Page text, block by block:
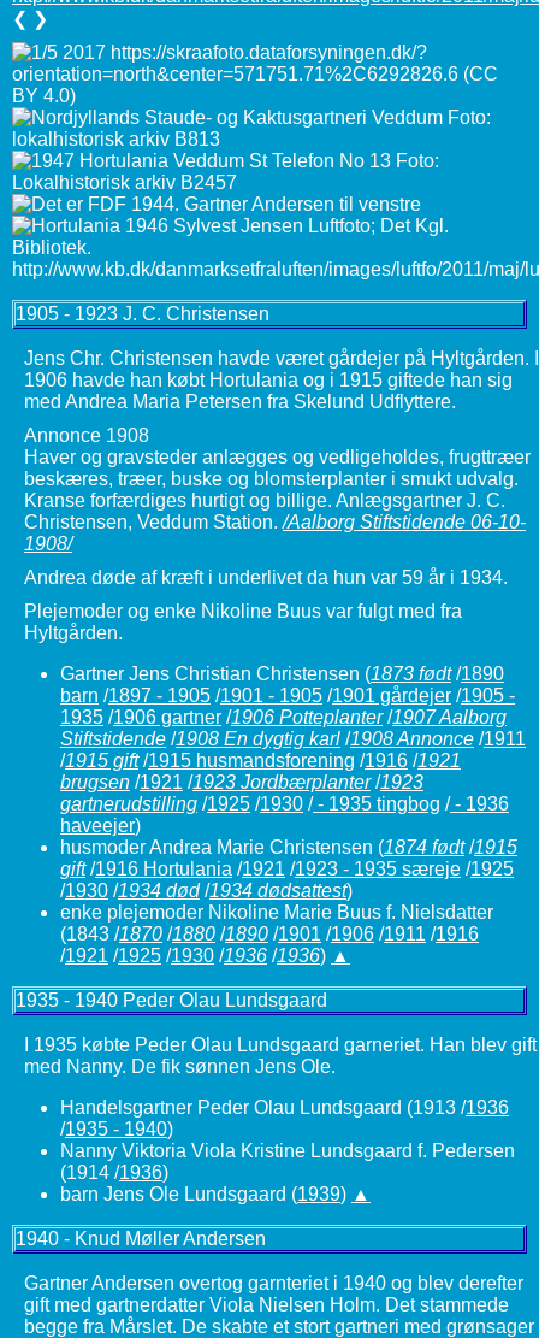
❮ ❯
1905 - 1923 J. C. Christensen
Jens Chr. Christensen havde været gårdejer på Hyltgården. I
1906 havde han købt Hortulania og i 1915 giftede han sig
med Andrea Maria Petersen fra Skelund Udflyttere.
Annonce 1908
Haver og gravsteder anlægges og vedligeholdes, frugttræer
beskæres, træer, buske og blomsterplanter i smukt udvalg.
Kranse forfærdiges hurtigt og billige. Anlægsgartner J. C.
Christensen, Veddum Station./Aalborg Stiftstidende 06-10-
1908/
Andrea døde af kræft i underlivet da hun var 59 år i 1934.
Plejemoder og enke Nikoline Buus var fulgt med fra
Hyltgården.
Gartner Jens Christian Christensen (1873 født/1890
barn /1897 - 1905 /1901 - 1905 /1901 gårdejer /1905 -
1935 /1906 gartner /1906 Potteplanter/1907 Aalborg
Stiftstidende /1908 En dygtig karl /1908 Annonce /1911
/1915 gift/1915 husmandsforening /1916 /1921
brugsen /1921 /1923 Jordbærplanter/1923
gartnerudstilling /1925 /1930 /- 1935 tingbog /- 1936
haveejer)
husmoder Andrea Marie Christensen (1874 født/1915
gift/1916 Hortulania /1921 /1923 - 1935 særeje /1925
/1930 /1934 død/1934 dødsattest)
enke plejemoder Nikoline Marie Buus f. Nielsdatter
(1843 /1870 /1880 /1890 /1901 /1906 /1911 /1916
/1921 /1925 /1930 /1936 /1936) ▲
1935 - 1940 Peder Olau Lundsgaard
I 1935 købte Peder Olau Lundsgaard garneriet. Han blev gift
med Nanny. De fik sønnen Jens Ole.
Handelsgartner Peder Olau Lundsgaard (1913 /1936
/1935 - 1940)
Nanny Viktoria Viola Kristine Lundsgaard f. Pedersen
(1914 /1936)
barn Jens Ole Lundsgaard (1939) ▲
1940 - Knud Møller Andersen
Gartner Andersen overtog garnteriet i 1940 og blev derefter
gift med gartnerdatter Viola Nielsen Holm. Det stammede
begge fra Mårslet. De skabte et stort gartneri med grønsager